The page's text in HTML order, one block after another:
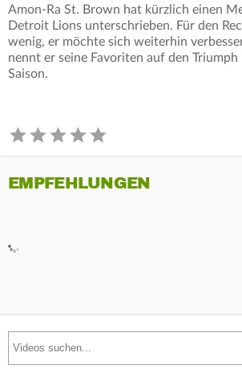
Amon-Ra St. Brown hat kürzlich einen
Detroit Lions unterschrieben. Für den
wenig, er möchte sich weiterhin
nennt er seine Favoriten auf den Triumph
Saison.
EMPFEHLUNGEN